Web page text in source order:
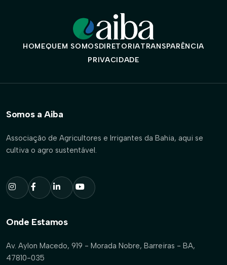
HOMEQUEM SOMOSDIRETORIATRANSPARÊNCIA
PRIVACIDADE
Somos a Aiba
Associação de Agricultores e Irrigantes da Bahia, aqui se
cultiva o agro sustentável.
Onde Estamos
Av. Aylon Macedo, 919 - Morada Nobre, Barreiras - BA,
47810-035